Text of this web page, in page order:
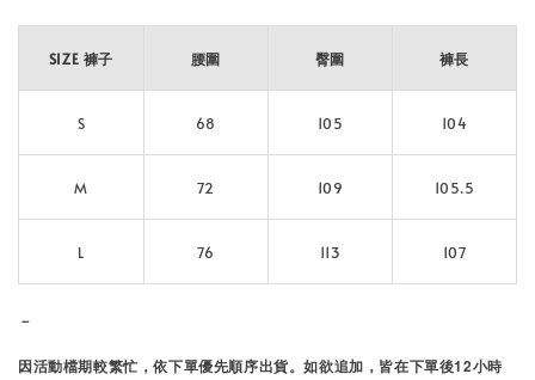
SIZE 褲子 腰圍 臀圍 褲長
S 68 105 104
M 72 109 105.5
L 76 113 107
－
因活動檔期較繁忙，依下單優先順序出貨。如欲追加，皆在下單後12小時